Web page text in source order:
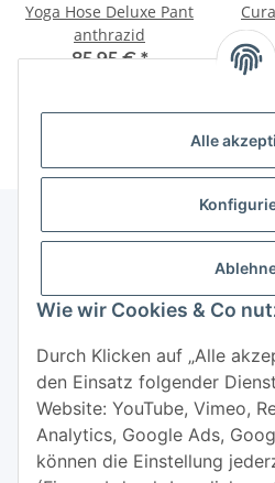
Alle
Wie wir Cookies & Co
Durch Klicken auf „Alle
den Einsatz folgender
Website: YouTube, Vimeo,
Analytics, Google Ads,
können die Einstellung
Yoga Hose Deluxe Pant
anthrazid
85,95 €*
Informationen
Mehr über